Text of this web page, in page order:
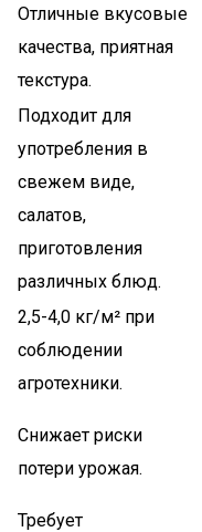
Отличные вкусовые
качества, приятная
текстура.
Подходит для
употребления в
свежем виде,
салатов,
приготовления
различных блюд.
2,5-4,0 кг/м² при
соблюдении
агротехники.
Снижает риски
потери урожая.
Требует